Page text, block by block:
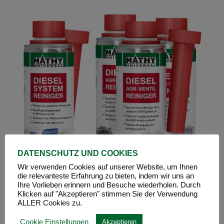
DATENSCHUTZ UND COOKIES
Wir verwenden Cookies auf unserer Website, um Ihnen
die relevanteste Erfahrung zu bieten, indem wir uns an
Ihre Vorlieben erinnern und Besuche wiederholen. Durch
Klicken auf "Akzeptieren" stimmen Sie der Verwendung
ALLER Cookies zu.
Cookie Einstellungen Akzeptieren